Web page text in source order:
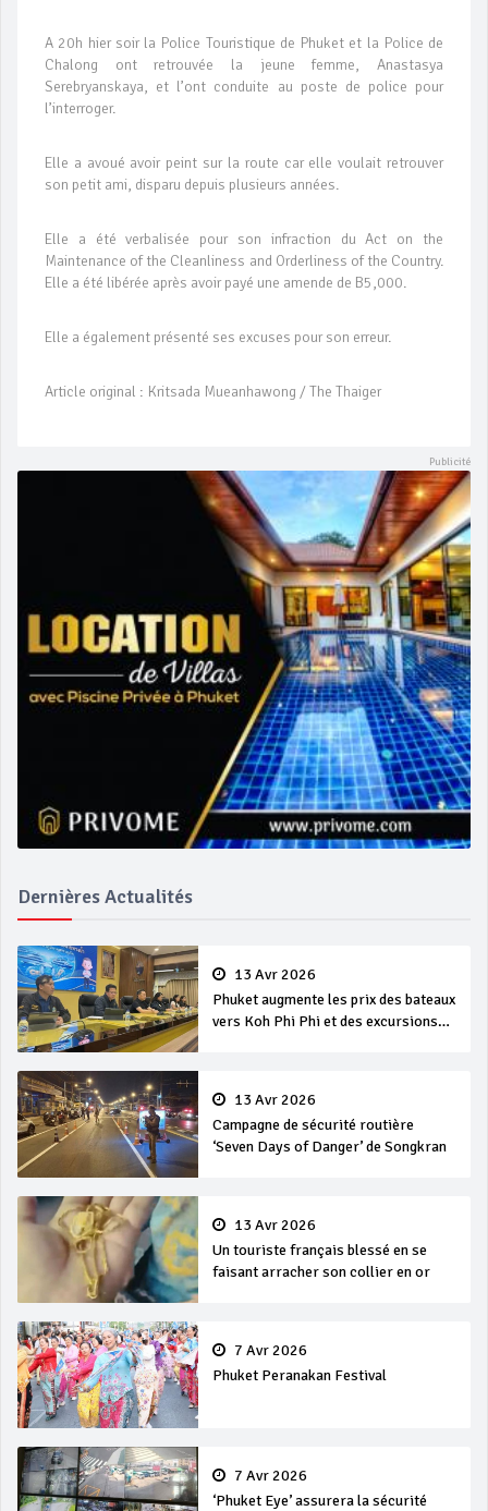
A 20h hier soir la Police Touristique de Phuket et la Police de
Chalong ont retrouvée la jeune femme, Anastasya
Serebryanskaya, et l’ont conduite au poste de police pour
l’interroger.
Elle a avoué avoir peint sur la route car elle voulait retrouver
son petit ami, disparu depuis plusieurs années.
Elle a été verbalisée pour son infraction du Act on the
Maintenance of the Cleanliness and Orderliness of the Country.
Elle a été libérée après avoir payé une amende de B5,000.
Elle a également présenté ses excuses pour son erreur.
Article original : Kritsada Mueanhawong / The Thaiger
Dernières Actualités
13 Avr 2026
Phuket augmente les prix des bateaux
vers Koh Phi Phi et des excursions
13 Avr 2026
Campagne de sécurité routière
‘Seven Days of Danger’ de Songkran
13 Avr 2026
Un touriste français blessé en se
faisant arracher son collier en or
7 Avr 2026
Phuket Peranakan Festival
7 Avr 2026
‘Phuket Eye’ assurera la sécurité